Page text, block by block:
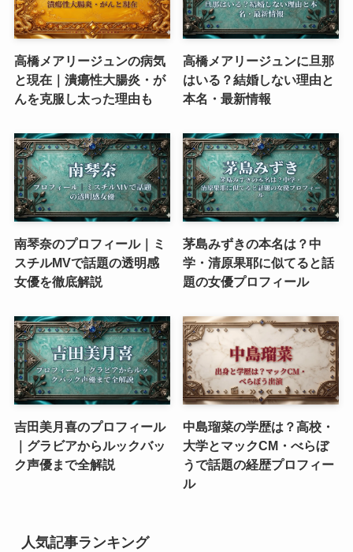
高橋メアリージュンの病気
と現在｜潰瘍性大腸炎・が
んを克服し太った理由も
高橋メアリージュンに旦那
はいる？結婚しない理由と
本名・最新情報
南琴奈のプロフィール｜ミ
スチルMVで話題の透明感
女優を徹底解説
茅島みずきの本名は？中
学・清原果耶に似てると話
題の女優プロフィール
吉田美月喜のプロフィール
｜グラビアからルックバッ
ク声優まで全解説
中島瑠菜の学歴は？高校・
大学とマックCM・べらぼ
うで話題の経歴プロフィー
ル
人気記事ランキング